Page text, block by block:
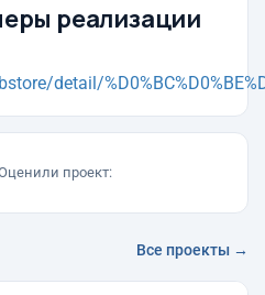
реализации
detail/
проект:
Все проекты →